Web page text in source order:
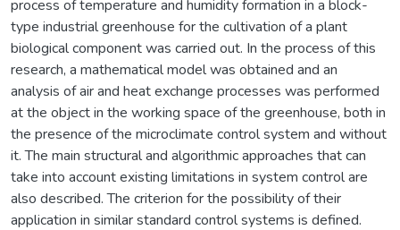
process of temperature and humidity formation in a block-
type industrial greenhouse for the cultivation of a plant
biological component was carried out. In the process of this
research, a mathematical model was obtained and an
analysis of air and heat exchange processes was performed
at the object in the working space of the greenhouse, both in
the presence of the microclimate control system and without
it. The main structural and algorithmic approaches that can
take into account existing limitations in system control are
also described. The criterion for the possibility of their
application in similar standard control systems is defined.